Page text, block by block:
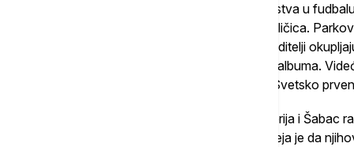
Mesec dana pre početka Svetskog prvenstva u
tradiciju sakupljanja i razmene fudbalskih sličica.
prepuna mesta okupljanja gde se deca i roditelji
sličice koje im nedostaju za popunjavanje albuma.
svetu za sakupljanje i razmenu sličica za Svetsko
Aranđelovac, Vranje, Vrnjačka Banja, Ćuprija i Šabac
projekata organizacija civilnog društva. Ideja je da